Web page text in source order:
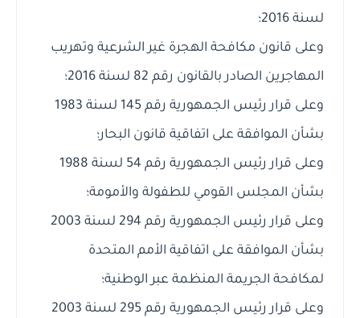
لسنة 2016؛
وعلى قانون مكافحة الهجرة غير الشرعية وتهريب
المهاجرين الصادر بالقانون رقم 82 لسنة 2016؛
وعلى قرار رئيس الجمهورية رقم 145 لسنة 1983
بشأن الموافقة على اتفاقية قانون البحار؛
وعلى قرار رئيس الجمهورية رقم 54 لسنة 1988
بشأن المجلس القومي للطفولة والأمومة؛
وعلى قرار رئيس الجمهورية رقم 294 لسنة 2003
بشأن الموافقة على اتفاقية الأمم المتحدة
لمكافحة الجريمة المنظمة عبر الوطنية؛
وعلى قرار رئيس الجمهورية رقم 295 لسنة 2003